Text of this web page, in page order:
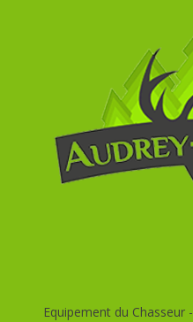
Equipement du Chasseur